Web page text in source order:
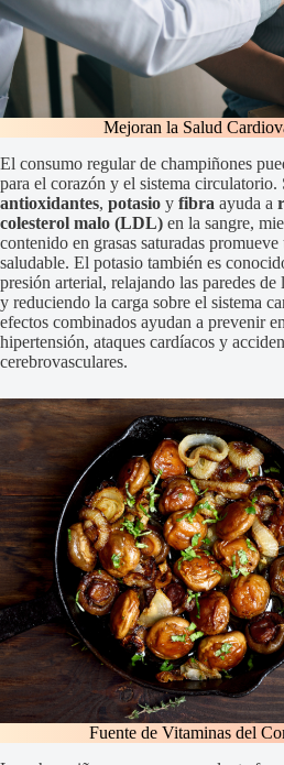
Mejoran la Salud
El consumo regular de champiñones
para el corazón y el sistema circulatorio.
antioxidantes, potasio y fibra ayuda a
colesterol malo (LDL) en la sangre,
contenido en grasas saturadas
saludable. El potasio también es
presión arterial, relajando las paredes de
y reduciendo la carga sobre el sistema
efectos combinados ayudan a prevenir
hipertensión, ataques cardíacos y
cerebrovasculares.
Fuente de Vitaminas del